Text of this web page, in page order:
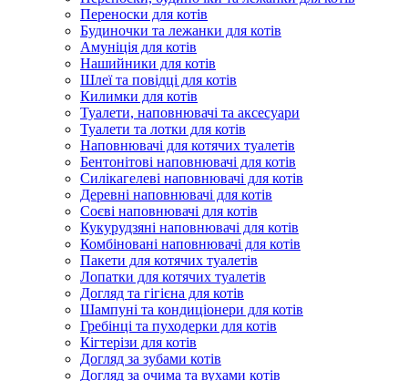
Переноски для котів
Будиночки та лежанки для котів
Амуніція для котів
Нашийники для котів
Шлеї та повідці для котів
Килимки для котів
Туалети, наповнювачі та аксесуари
Туалети та лотки для котів
Наповнювачі для котячих туалетів
Бентонітові наповнювачі для котів
Силікагелеві наповнювачі для котів
Деревні наповнювачі для котів
Соєві наповнювачі для котів
Кукурудзяні наповнювачі для котів
Комбіновані наповнювачі для котів
Пакети для котячих туалетів
Лопатки для котячих туалетів
Догляд та гігієна для котів
Шампуні та кондиціонери для котів
Гребінці та пуходерки для котів
Кігтерізи для котів
Догляд за зубами котів
Догляд за очима та вухами котів